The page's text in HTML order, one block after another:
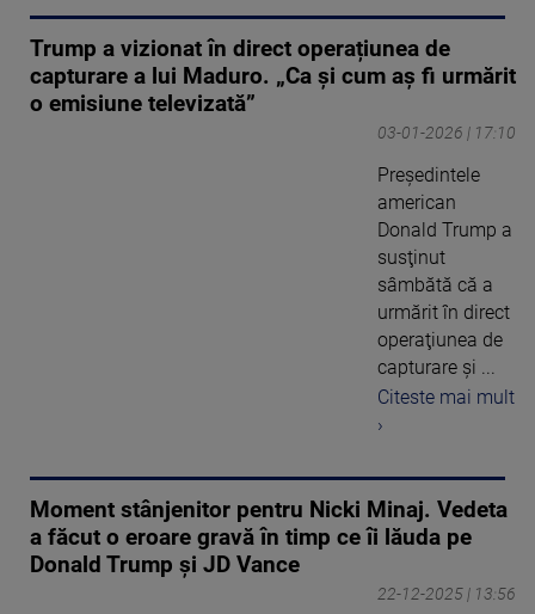
Trump a vizionat în direct operațiunea de
capturare a lui Maduro. „Ca și cum aș fi urmărit
o emisiune televizată”
03-01-2026 | 17:10
Preşedintele
american
Donald Trump a
susţinut
sâmbătă că a
urmărit în direct
operaţiunea de
capturare şi ...
Citeste mai mult
›
Moment stânjenitor pentru Nicki Minaj. Vedeta
a făcut o eroare gravă în timp ce îi lăuda pe
Donald Trump și JD Vance
22-12-2025 | 13:56